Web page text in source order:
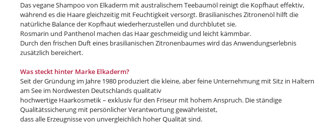
Das vegane Shampoo von Elkaderm mit australischem Teebaumöl reinigt die Kopfhaut effektiv,
während es die Haare gleichzeitig mit Feuchtigkeit versorgt. Brasilianisches Zitronenöl hilft die
natürliche Balance der Kopfhaut wiederherzustellen und durchblutet sie.
Rosmarin und Panthenol machen das Haar geschmeidig und leicht kämmbar.
Durch den frischen Duft eines brasilianischen Zitronenbaumes wird das Anwendungserlebnis
zusätzlich bereichert.
Was steckt hinter Marke Elkaderm?
Seit der Gründung im Jahre 1980 produziert die kleine, aber feine Unternehmung mit Sitz in Haltern
am See im Nordwesten Deutschlands qualitativ
hochwertige Haarkosmetik – exklusiv für den Friseur mit hohem Anspruch. Die ständige
Qualitätssicherung mit persönlicher Verantwortung gewährleistet,
dass alle Erzeugnisse von unvergleichlich hoher Qualität sind.